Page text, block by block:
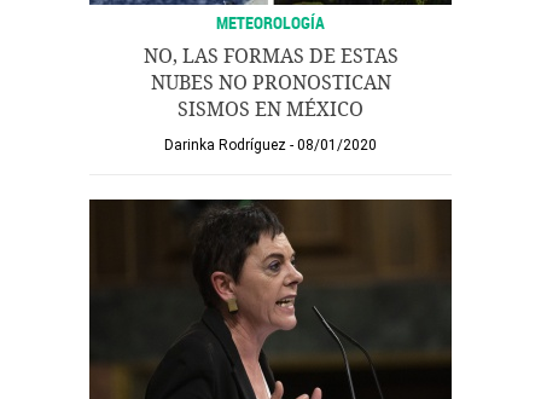
METEOROLOGÍA
NO, LAS FORMAS DE ESTAS
NUBES NO PRONOSTICAN
SISMOS EN MÉXICO
Darinka Rodríguez 08/01/2020